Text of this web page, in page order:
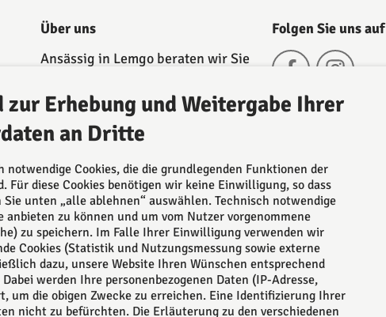
Über uns
Ansässig in Lemgo beraten wir Sie
Rechtsgebieten sowohl durch
unsere Rechtsanwältinnen und
Rechtsanwälte, als auch durch
Alle können auf langjährige
Erfahrung zurückgreifen und Sie
daher bestmöglich beraten.
Folgen Sie uns auf
Das europäische Kanzlei-
Netzwerk
Erhebung und Weitergabe Ihrer
an Dritte
Cookies, die die grundlegenden Funktionen der
diese Cookies benötigen wir keine Einwilligung, so dass
unten „alle ablehnen“ auswählen. Technisch notwendige
zu können und um vom Nutzer vorgenommene
zu speichern. Im Falle Ihrer Einwilligung verwenden wir
Cookies (Statistik und Nutzungsmessung sowie externe
dazu, unsere Website Ihren Wünschen entsprechend
werden Ihre personenbezogenen Daten (IP-Adresse,
um die obigen Zwecke zu erreichen. Eine Identifizierung Ihrer
nicht zu befürchten. Die Erläuterung zu den verschiedenen